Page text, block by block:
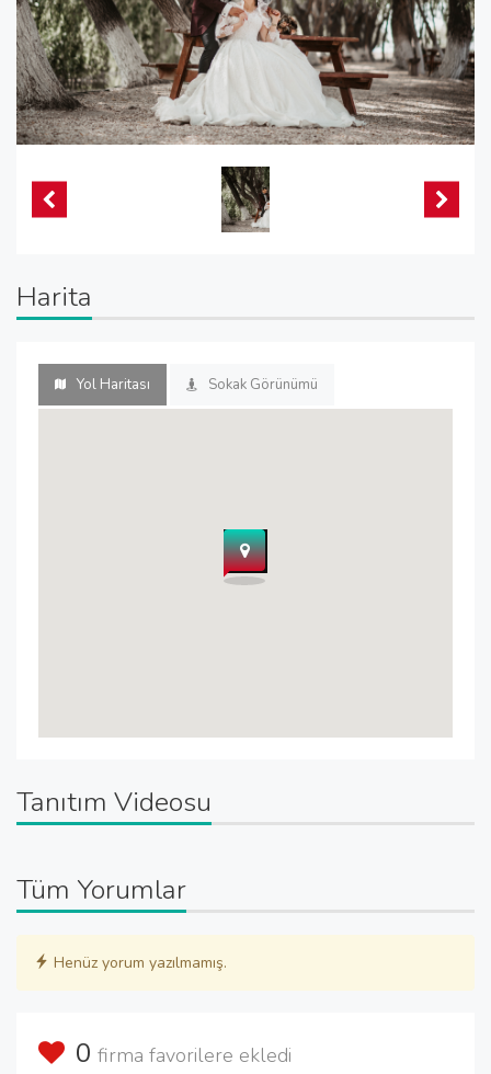
Harita
Yol Haritası Sokak Görünümü
Tanıtım Videosu
Tüm Yorumlar
Henüz yorum yazılmamış.
0 firma favorilere ekledi